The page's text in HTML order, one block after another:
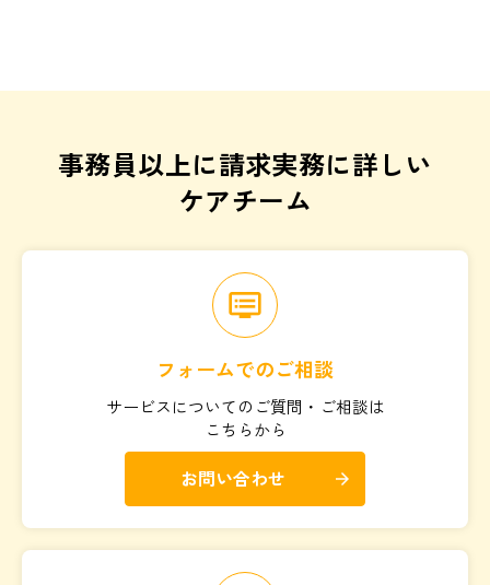
事務員以上に請求実務に詳しい
ケアチーム
dvr
フォームでのご相談
サービスについてのご質問・ご相談は
こちらから
お問い合わせ arrow_forward